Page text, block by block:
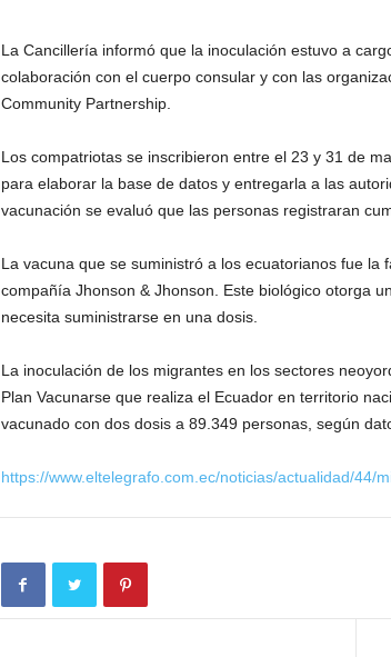
La Cancillería informó que la inoculación estuvo a
colaboración con el cuerpo consular y con las
Community Partnership.
Los compatriotas se inscribieron entre el 23 y 31 de
para elaborar la base de datos y entregarla a las
vacunación se evaluó que las personas registraran
La vacuna que se suministró a los ecuatorianos fue la
compañía Jhonson & Jhonson. Este biológico otorga
necesita suministrarse en una dosis.
La inoculación de los migrantes en los sectores
Plan Vacunarse que realiza el Ecuador en territorio
vacunado con dos dosis a 89.349 personas, según
https://www.eltelegrafo.com.ec/noticias/actualidad/44/